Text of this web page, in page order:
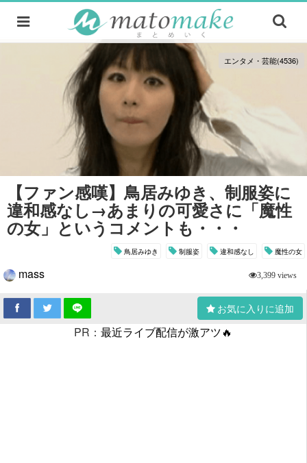
エンタメ・芸能(4536)
【ファン感嘆】鳥居みゆき、制服姿に
違和感なし→あまりの可愛さに「魔性
の女」というコメントも・・・
鳥居みゆき 制服姿 違和感なし 魔性の女
mass 3,399 views
お気に入りに追加
PR： 最近ライブ配信が激アツ🔥